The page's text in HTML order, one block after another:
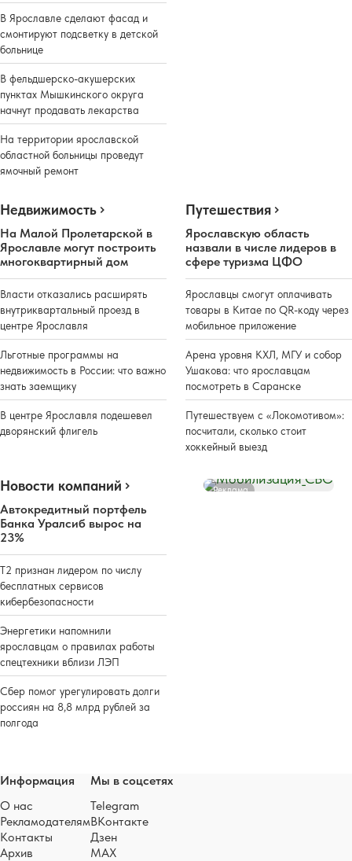
В Ярославле сделают фасад и
смонтируют подсветку в детской
больнице
В фельдшерско-акушерских
пунктах Мышкинского округа
начнут продавать лекарства
На территории ярославской
областной больницы проведут
ямочный ремонт
Недвижимость
На Малой Пролетарской в
Ярославле могут построить
многоквартирный дом
Власти отказались расширять
внутриквартальный проезд в
центре Ярославля
Льготные программы на
недвижимость в России: что важно
знать заемщику
В центре Ярославля подешевел
дворянский флигель
Путешествия
Ярославскую область
назвали в числе лидеров в
сфере туризма ЦФО
Ярославцы смогут оплачивать
товары в Китае по QR-коду через
мобильное приложение
Арена уровня КХЛ, МГУ и собор
Ушакова: что ярославцам
посмотреть в Саранске
Путешествуем с «Локомотивом»:
посчитали, сколько стоит
хоккейный выезд
Новости компаний
Автокредитный портфель
Банка Уралсиб вырос на
23%
Т2 признан лидером по числу
бесплатных сервисов
кибербезопасности
Энергетики напомнили
ярославцам о правилах работы
спецтехники вблизи ЛЭП
Сбер помог урегулировать долги
россиян на 8,8 млрд рублей за
полгода
Реклама
Информация
О нас
Рекламодателям
Контакты
Архив
Мы в соцсетях
Telegram
ВКонтакте
Дзен
MAX